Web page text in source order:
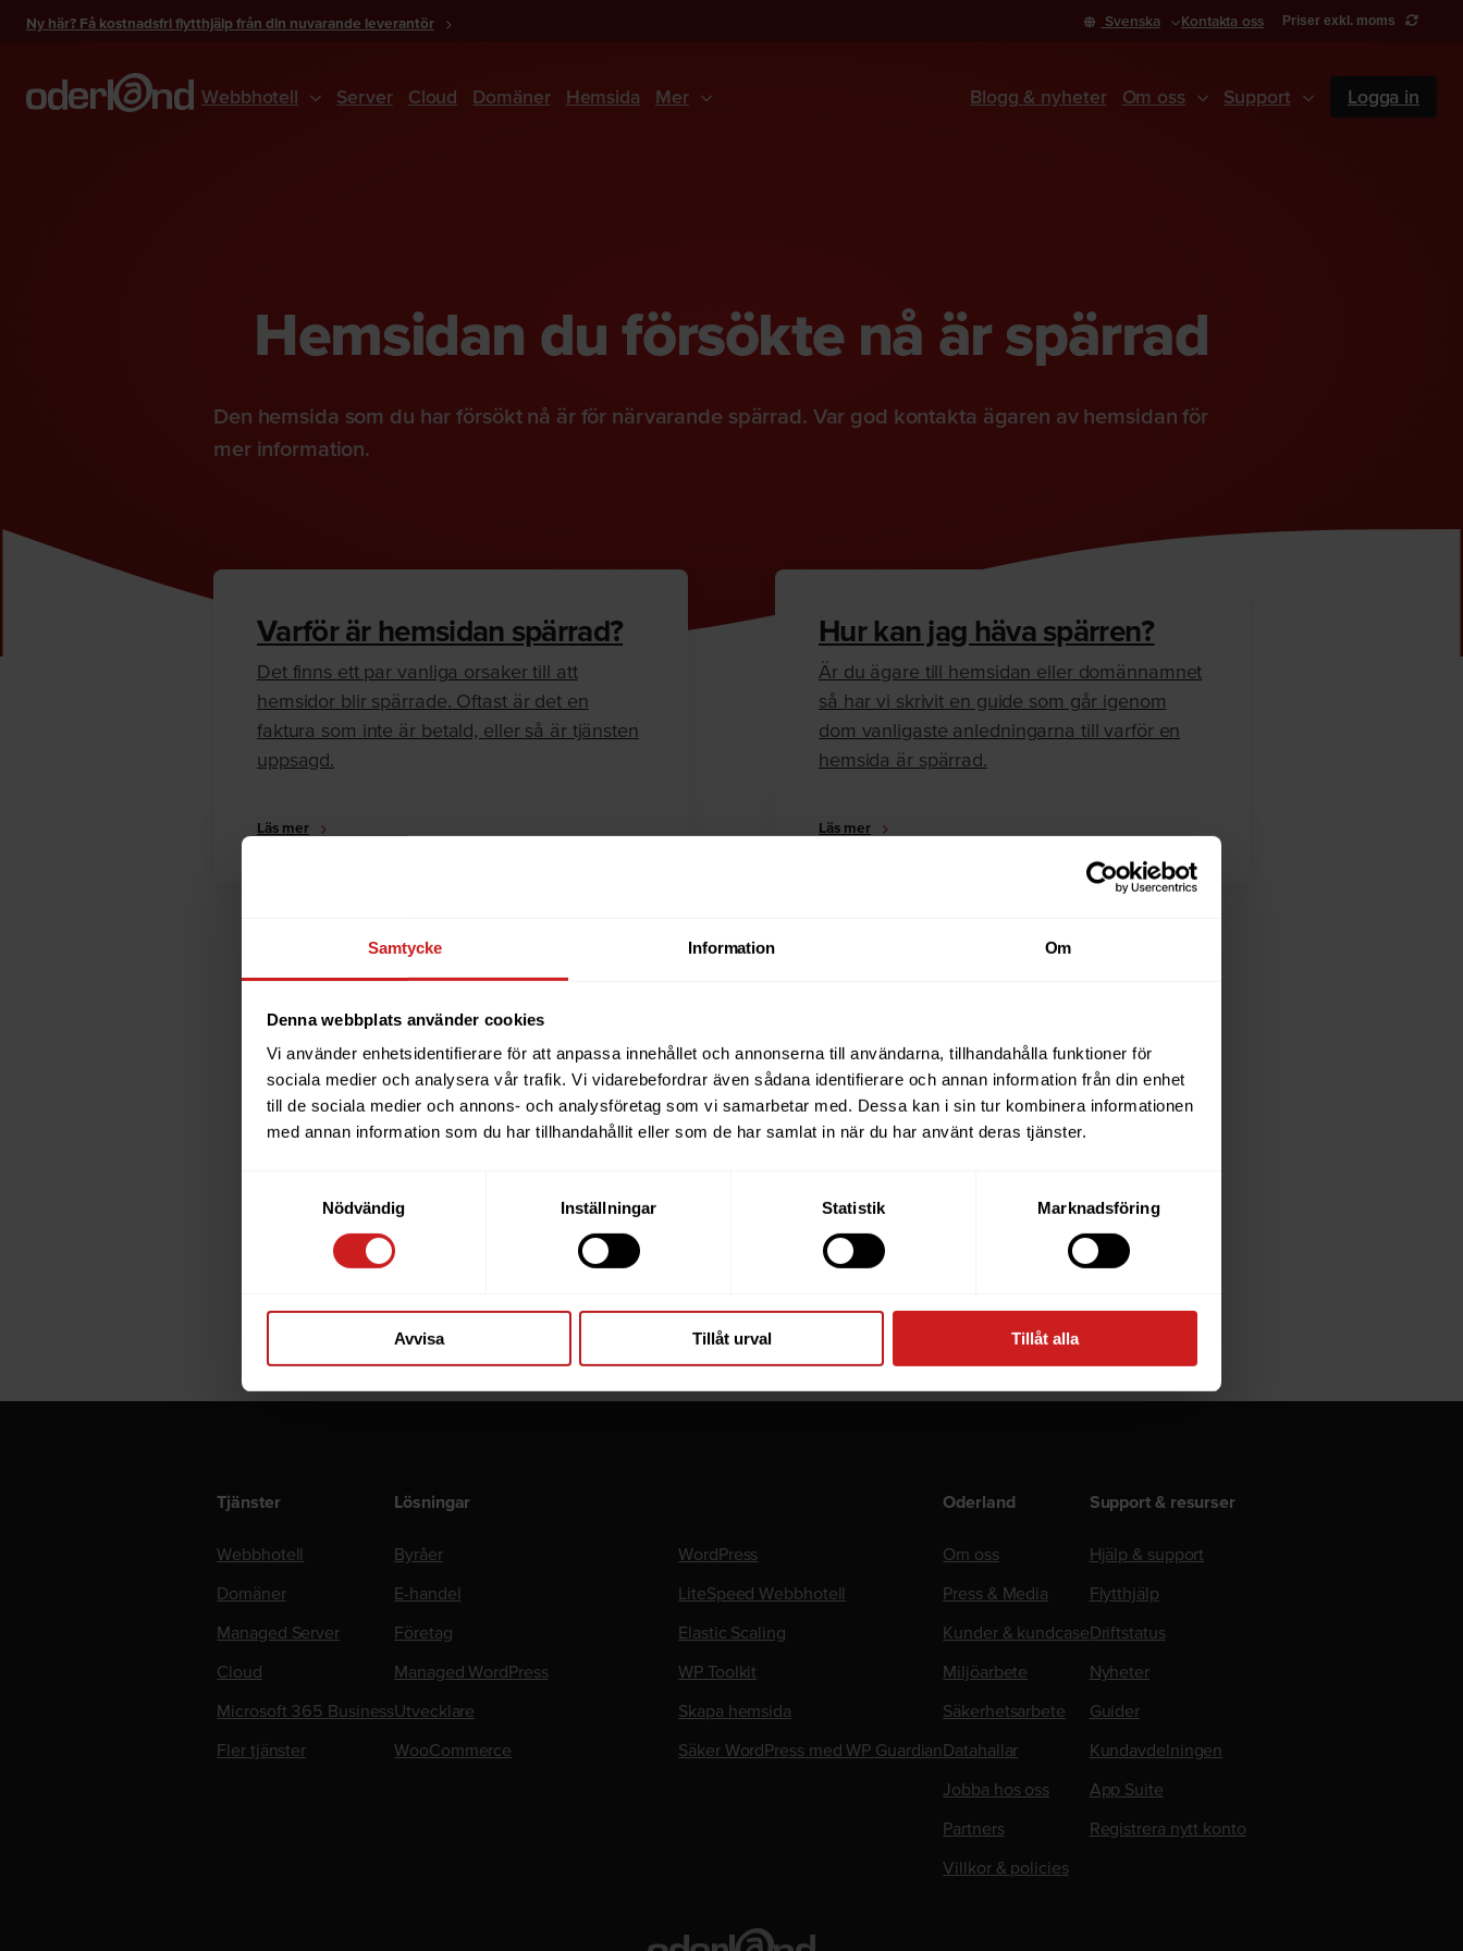
Samtycke Information Om
Denna webbplats använder cookies
Vi använder enhetsidentifierare för att anpassa innehållet och annonserna till användarna, tillhandahålla funktioner för
sociala medier och analysera vår trafik. Vi vidarebefordrar även sådana identifierare och annan information från din enhet
till de sociala medier och annons- och analysföretag som vi samarbetar med. Dessa kan i sin tur kombinera informationen
med annan information som du har tillhandahållit eller som de har samlat in när du har använt deras tjänster.
Nödvändig
Inställningar Statistik Marknadsföring
Avvisa Tillåt urval Tillåt alla
Ny här? Få kostnadsfri flytthjälp från din nuvarande leverantör Svenska Kontakta oss Priser exkl. moms
Webbhotell Server Cloud Domäner Hemsida Mer Blogg & nyheter Om oss Support Logga in
Hemsidan du försökte nå är spärrad
Den hemsida som du har försökt nå är för närvarande spärrad. Var god kontakta ägaren av hemsidan för
mer information.
Varför är hemsidan spärrad?
Det finns ett par vanliga orsaker till att
hemsidor blir spärrade. Oftast är det en
faktura som inte är betald, eller så är tjänsten
uppsagd.
Läs mer
Hur kan jag häva spärren?
Är du ägare till hemsidan eller domännamnet
så har vi skrivit en guide som går igenom
dom vanligaste anledningarna till varför en
hemsida är spärrad.
Läs mer
The website you were trying to reach
has been suspended
the website for further information.
If you are the owner of this website or domain pleaseread this FAQ
Tjänster
Webbhotell
Domäner
Managed Server
Cloud
Microsoft 365 Business
Fler tjänster
Lösningar
Byråer
E-handel
Företag
Managed WordPress
Utvecklare
WooCommerce
WordPress
LiteSpeed Webbhotell
Elastic Scaling
WP Toolkit
Skapa hemsida
Säker WordPress med WP Guardian
Oderland
Om oss
Press & Media
Kunder & kundcase
Miljöarbete
Säkerhetsarbete
Datahallar
Jobba hos oss
Partners
Villkor & policies
Support & resurser
Hjälp & support
Flytthjälp
Driftstatus
Nyheter
Guider
Kundavdelningen
App Suite
Registrera nytt konto